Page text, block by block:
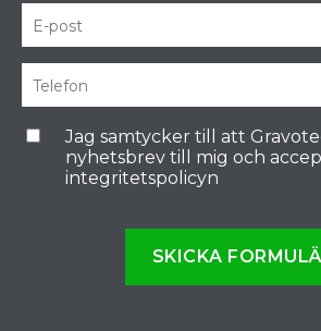
Jag samtycker till att
nyhetsbrev till mig och
integritetspolicyn
SKICKA